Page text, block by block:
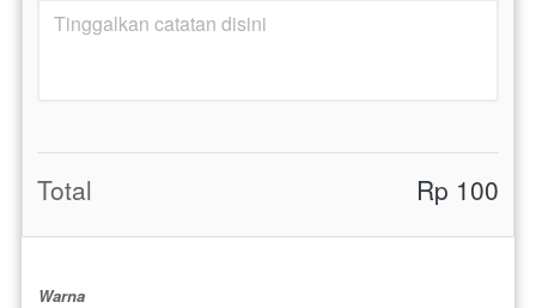
Warna
Total Rp 100